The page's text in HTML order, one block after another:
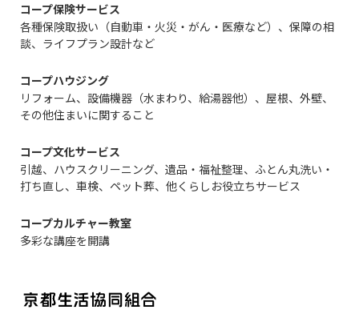
コープ保険サービス
各種保険取扱い（自動車・火災・がん・医療など）、保障の相
談、ライフプラン設計など
コープハウジング
リフォーム、設備機器（水まわり、給湯器他）、屋根、外壁、
その他住まいに関すること
コープ文化サービス
引越、ハウスクリーニング、遺品・福祉整理、ふとん丸洗い・
打ち直し、車検、ペット葬、他くらしお役立ちサービス
コープカルチャー教室
多彩な講座を開講